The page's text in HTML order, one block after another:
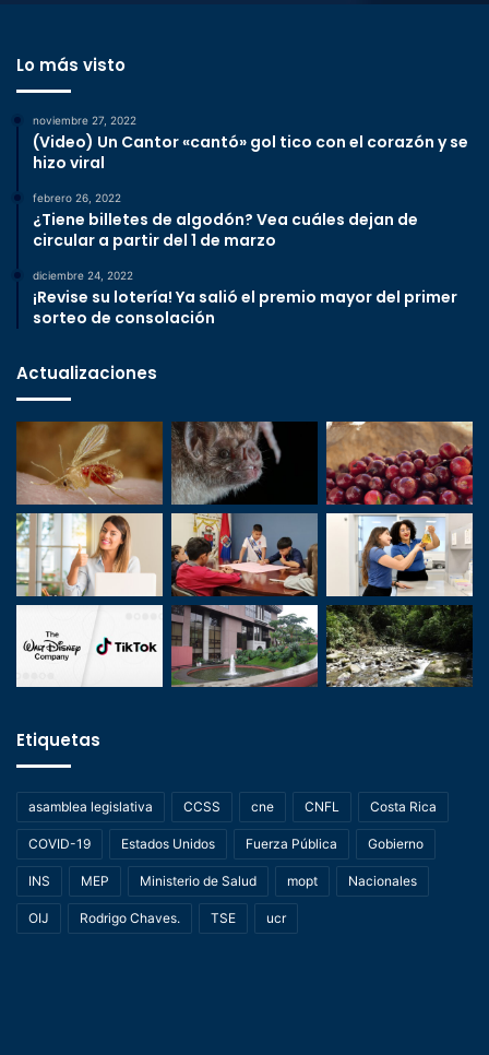
Lo más visto
noviembre 27, 2022
(Video) Un Cantor «cantó» gol tico con el corazón y se
hizo viral
febrero 26, 2022
¿Tiene billetes de algodón? Vea cuáles dejan de
circular a partir del 1 de marzo
diciembre 24, 2022
¡Revise su lotería! Ya salió el premio mayor del primer
sorteo de consolación
Actualizaciones
Etiquetas
asamblea legislativa CCSS cne CNFL Costa Rica
COVID-19 Estados Unidos Fuerza Pública Gobierno
INS MEP Ministerio de Salud mopt Nacionales
OIJ Rodrigo Chaves. TSE ucr